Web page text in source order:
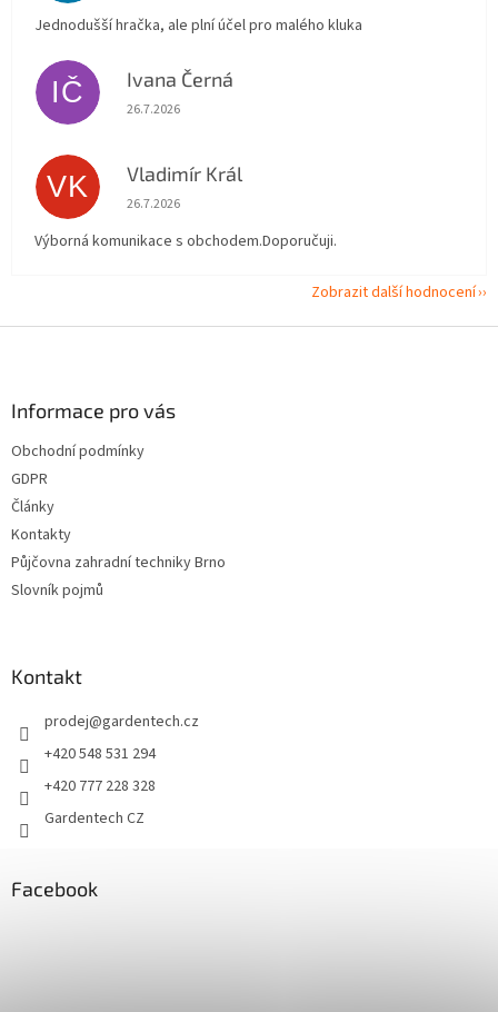
Jednodušší hračka, ale plní účel pro malého kluka
IČ Ivana Černá
Hodnocení obchodu je 5 z 5 hvězdiček.
26.7.2026
VK Vladimír Král
Hodnocení obchodu je 5 z 5 hvězdiček.
26.7.2026
Výborná komunikace s obchodem.Doporučuji.
Zobrazit další hodnocení
Informace pro vás
Obchodní podmínky
GDPR
Články
Kontakty
Půjčovna zahradní techniky Brno
Slovník pojmů
Kontakt
prodej@gardentech.cz
+420 548 531 294
+420 777 228 328
Gardentech CZ
Facebook